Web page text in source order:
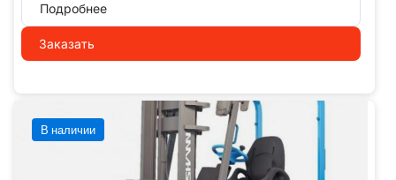
Подробнее
Заказать
В наличии